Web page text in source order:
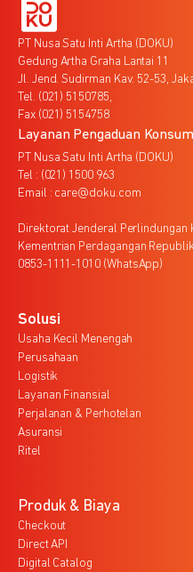
PT Nusa Satu Inti Artha (DOKU)
Gedung Artha Graha Lantai 11
Jl. Jend. Sudirman Kav. 52-53,
Tel. (021) 5150785,
Fax (021) 5154758
Layanan Pengaduan
PT Nusa Satu Inti Artha (DOKU)
Tel : (021) 1500 963
Email : care@doku.com
Direktorat Jenderal Perlindungan
Kementrian Perdagangan
0853-1111-1010 (WhatsApp)
Solusi
Usaha Kecil Menengah
Perusahaan
Logistik
Layanan Finansial
Perjalanan & Perhotelan
Asuransi
Ritel
Produk & Biaya
Checkout
Direct API
Digital Catalog